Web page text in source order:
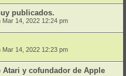
publicados.
Mar 14, 2022 12:24 pm
Mar 14, 2022 12:23 pm
Atari y cofundador de Apple